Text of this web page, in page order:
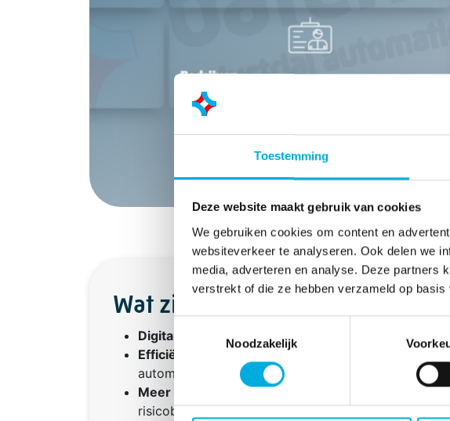
Toestemming
Deze website maakt gebruik van cookies
We gebruiken cookies om content en
websiteverkeer te analyseren. Ook delen we
media, adverteren en analyse. Deze partners
verstrekt of die ze hebben verzameld op
Noodzakelijk
Wat zijn de voordelen?
Digitalisatie
maakt het mogelijk om volledig
Efficiëntere invulling
door vooraf ingevulde
automatisering.
Meer veiligheid
door gestructureerde voorbereiding
risicobeoordeling.